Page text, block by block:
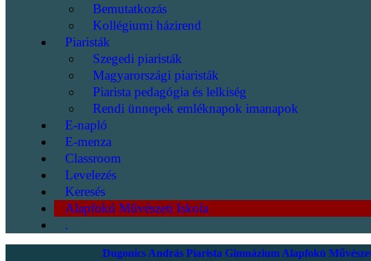
Bemutatkozás
Kollégiumi házirend
Piaristák
Szegedi piaristák
Magyarországi piaristák
Piarista pedagógia és lelkiség
Rendi ünnepek emléknapok imanapok
E-napló
E-menza
Classroom
Levelezés
Keresés
Alapfokú Művészeti Iskola
.
Dugonics András Piarista Gimnázium Alapfokú